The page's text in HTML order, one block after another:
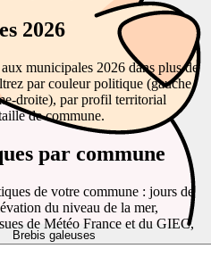
Brebis galeuses
2026
municipales 2026 dans plus de
par couleur politique (gauche,
droite), par profil territorial
de commune.
par commune
de votre commune : jours de
du niveau de la mer,
de Météo France et du GIEC,